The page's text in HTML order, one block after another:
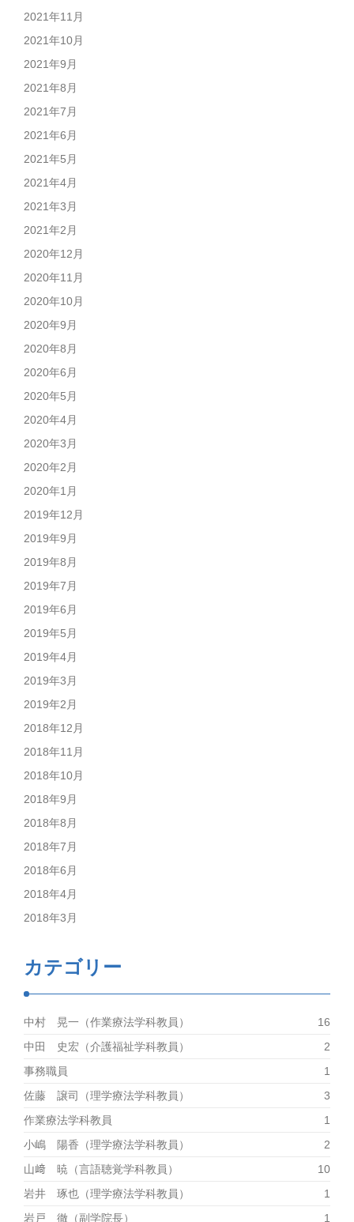
2021年11月
2021年10月
2021年9月
2021年8月
2021年7月
2021年6月
2021年5月
2021年4月
2021年3月
2021年2月
2020年12月
2020年11月
2020年10月
2020年9月
2020年8月
2020年6月
2020年5月
2020年4月
2020年3月
2020年2月
2020年1月
2019年12月
2019年9月
2019年8月
2019年7月
2019年6月
2019年5月
2019年4月
2019年3月
2019年2月
2018年12月
2018年11月
2018年10月
2018年9月
2018年8月
2018年7月
2018年6月
2018年4月
2018年3月
カテゴリー
中村 晃一（作業療法学科教員）
16
中田 史宏（介護福祉学科教員）
2
事務職員
1
佐藤 譲司（理学療法学科教員）
3
作業療法学科教員
1
小嶋 陽香（理学療法学科教員）
2
山﨑 暁（言語聴覚学科教員）
10
岩井 琢也（理学療法学科教員）
1
岩戸 徹（副学院長）
1